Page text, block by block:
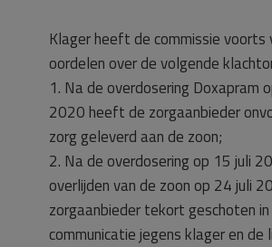
Klager heeft de commissie voorts
oordelen over de volgende
1. Na de overdosering Doxapram
2020 heeft de zorgaanbieder
zorg geleverd aan de zoon;
2. Na de overdosering op 15 juli
overlijden van de zoon op 24 juli
zorgaanbieder tekort geschoten
communicatie jegens klager en de